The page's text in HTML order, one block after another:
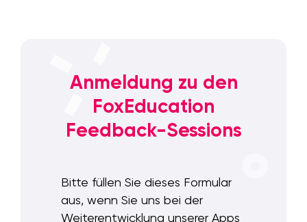
Anmeldung zu den
FoxEducation
Feedback-Sessions
Bitte füllen Sie dieses Formular
aus, wenn Sie uns bei der
Weiterentwicklung unserer Apps